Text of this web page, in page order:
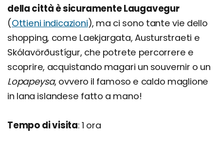
della città è sicuramente Laugavegur
(Ottieni indicazioni), ma ci sono tante vie dello
shopping, come Laekjargata, Austurstraeti e
Skólavörðustígur, che potrete percorrere e
scoprire, acquistando magari un souvernir o un
Lopapeysa, ovvero il famoso e caldo maglione
in lana islandese fatto a mano!
Tempo di visita: 1 ora